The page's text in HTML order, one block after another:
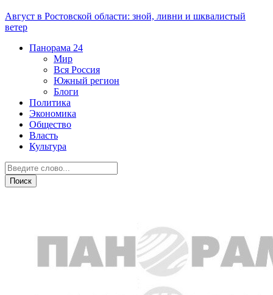
Август в Ростовской области: зной, ливни и шквалистый
ветер
Панорама 24
Мир
Вся Россия
Южный регион
Блоги
Политика
Экономика
Общество
Власть
Культура